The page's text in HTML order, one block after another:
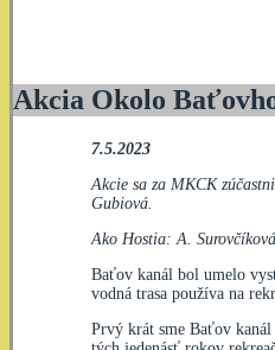
Akcia Okolo
7.5.2023
Akcie sa za MKCK
Gubiová.
Ako Hostia: A.
Baťov kanál bol umelo
vodná trasa používa na
Prvý krát sme Baťov